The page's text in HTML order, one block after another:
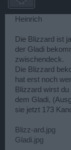
Heinrich
Die Blizzard ist
der Gladi
zwischendeck.
Die Blizzard
hat erst noch
Blizzard wirst
dem Gladi,
sie jetzt 173
Blizz-ard.jpg
Gladi.jpg